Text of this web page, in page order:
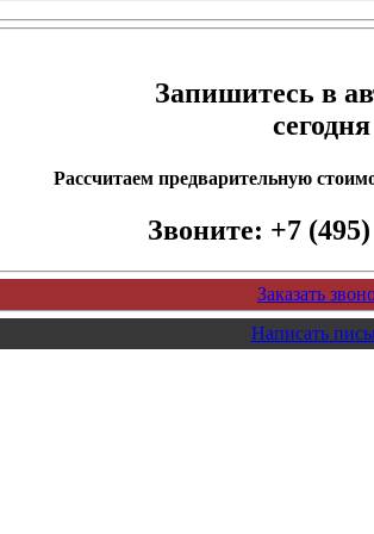
Запишитесь в
сегодня
Рассчитаем предварительную
Звоните: +7
Заказать
Написать